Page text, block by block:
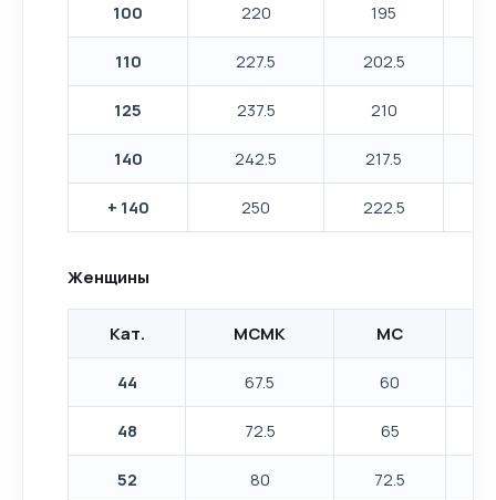
100 220 195
110 227.5 202.5
125 237.5 210
140 242.5 217.5
+ 140 250 222.5
Женщины
Кат. МСМК МС
44 67.5 60
48 72.5 65
52 80 72.5